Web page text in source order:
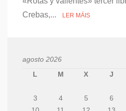
Crebas,...
LER MÁIS
agosto 2026
L
M X J
3
4 5 6